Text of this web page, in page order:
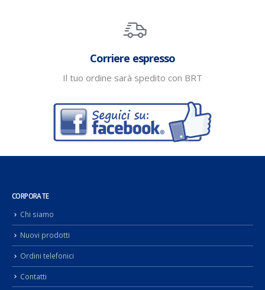
Corriere espresso
Il tuo ordine sarà spedito con BRT
CORPORATE
Chi siamo
Nuovi prodotti
Ordini telefonici
Contatti